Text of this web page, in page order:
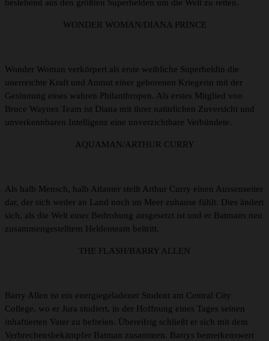
bestehend aus den größten Superhelden um die Welt zu retten.
WONDER WOMAN/DIANA PRINCE
Wonder Woman verkörpert als erste weibliche Superheldin die
unerreichte Kraft und Anmut einer geborenen Kriegerin mit der
Gesinnung eines wahren Philanthropen. Als erstes Mitglied von
Bruce Waynes Team ist Diana mit ihrer natürlichen Zuversicht und
unverkennbaren Intelligenz eine unverzichtbare Verbündete.
AQUAMAN/ARTHUR CURRY
Als halb Mensch, halb Atlanter stellt Arthur Curry einen Aussenseiter
dar, der sich weder an Land noch im Meer zuhause fühlt. Dies ändert
sich, als die Welt einer Bedrohung ausgesetzt ist und er Batmans neu
zusammengestelltem Heldenteam beitritt.
THE FLASH/BARRY ALLEN
Barry Allen ist ein energiegeladener Student am Central City
College, wo er Jura studiert, in der Hoffnung eines Tages seinen
inhaftierten Vater zu befreien. Übereifrig schließt er sich mit dem
Verbrechensbekämpfer Batman zusammen. Barrys bemerkenswert